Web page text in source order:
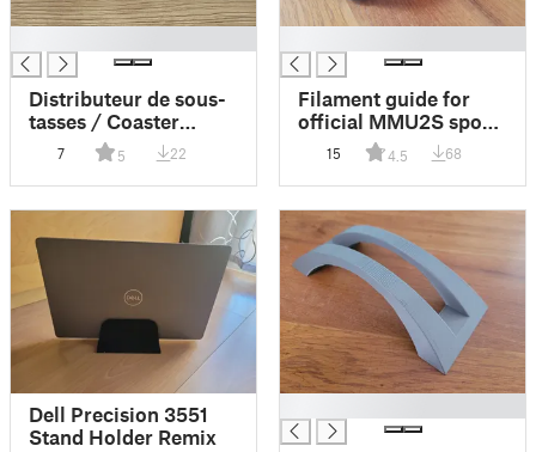
Distributeur de sous-
tasses / Coaster
dispenser
7 5 22
Filament guide for
official MMU2S spool
holder
15 4.5 68
Dell Precision 3551
Stand Holder Remix